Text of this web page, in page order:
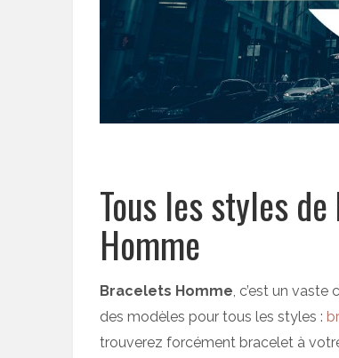
Tous les styles
Homme
Bracelets Homme , c’est un
des modèles pour tous les styles :
trouverez forcément bracelet à